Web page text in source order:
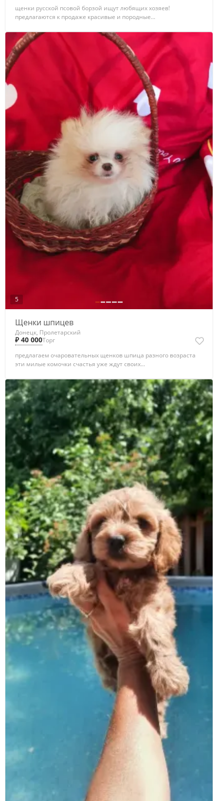
щенки русской псовой борзой ищут любящих хозяев!
предлагаются к продаже красивые и породные...
5
Щенки шпицев
Донецк, Пролетарский
₽ 40 000Торг
предлагаем очаровательных щенков шпица разного возраста
эти милые комочки счастья уже ждут своих...